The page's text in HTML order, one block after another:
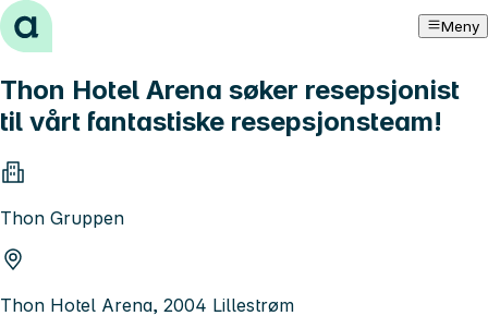
Hopp til innhold Meny
Thon Hotel Arena søker resepsjonist
til vårt fantastiske resepsjonsteam!
Thon Gruppen
Thon Hotel Arena, 2004 Lillestrøm